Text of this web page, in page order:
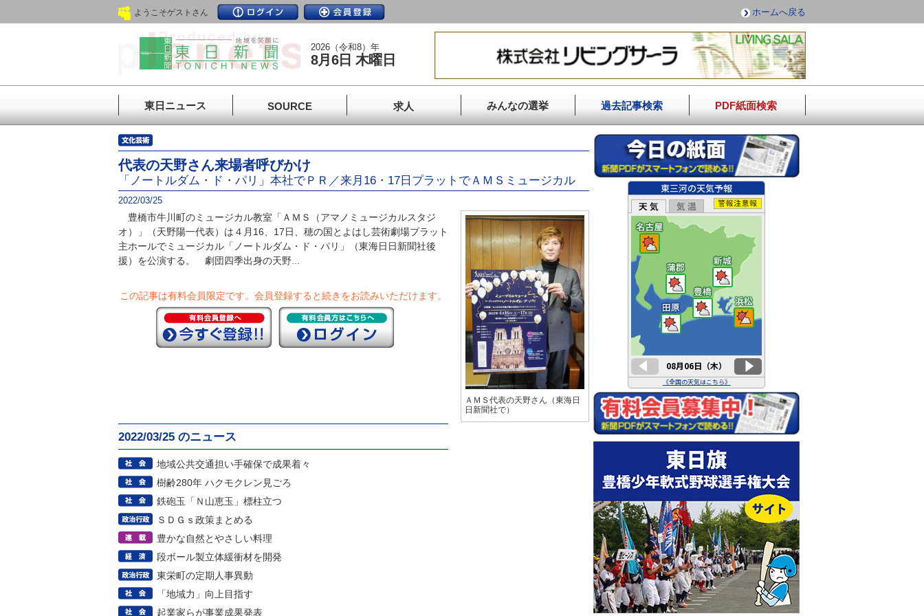
ようこそゲストさん ホームへ戻る
2026（令和8）年
8月6日 木曜日
東日ニュース SOURCE 求人 みんなの選挙 過去記事検索 PDF紙面検索
代表の天野さん来場者呼びかけ
「ノートルダム・ド・パリ」本社でＰＲ／来月16・17日プラットでＡＭＳミュージカル
2022/03/25
豊橋市牛川町のミュージカル教室「ＡＭＳ（アマノミュージカルスタジ
オ）」（天野陽一代表）は４月16、17日、穂の国とよはし芸術劇場プラット
主ホールでミュージカル「ノートルダム・ド・パリ」（東海日日新聞社後
援）を公演する。 劇団四季出身の天野...
この記事は有料会員限定です。 会員登録すると続きをお読みいただけます。
2022/03/25 のニュース
地域公共交通担い手確保で成果着々
樹齢280年 ハクモクレン見ごろ
鉄砲玉「Ｎ山恵玉」標柱立つ
ＳＤＧｓ政策まとめる
豊かな自然とやさしい料理
段ボール製立体緩衝材を開発
東栄町の定期人事異動
「地域力」向上目指す
起業家らが事業成果発表
ＡＭＳ代表の天野さん（東海日
日新聞社で）